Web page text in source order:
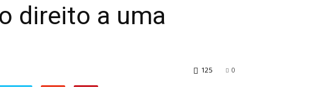
direito a uma
0
125